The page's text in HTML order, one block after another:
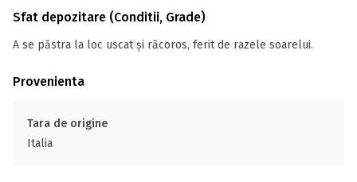
Sfat depozitare (Conditii, Grade)
A se păstra la loc uscat și răcoros, ferit de razele soarelui.
Provenienta
Tara de origine
Italia